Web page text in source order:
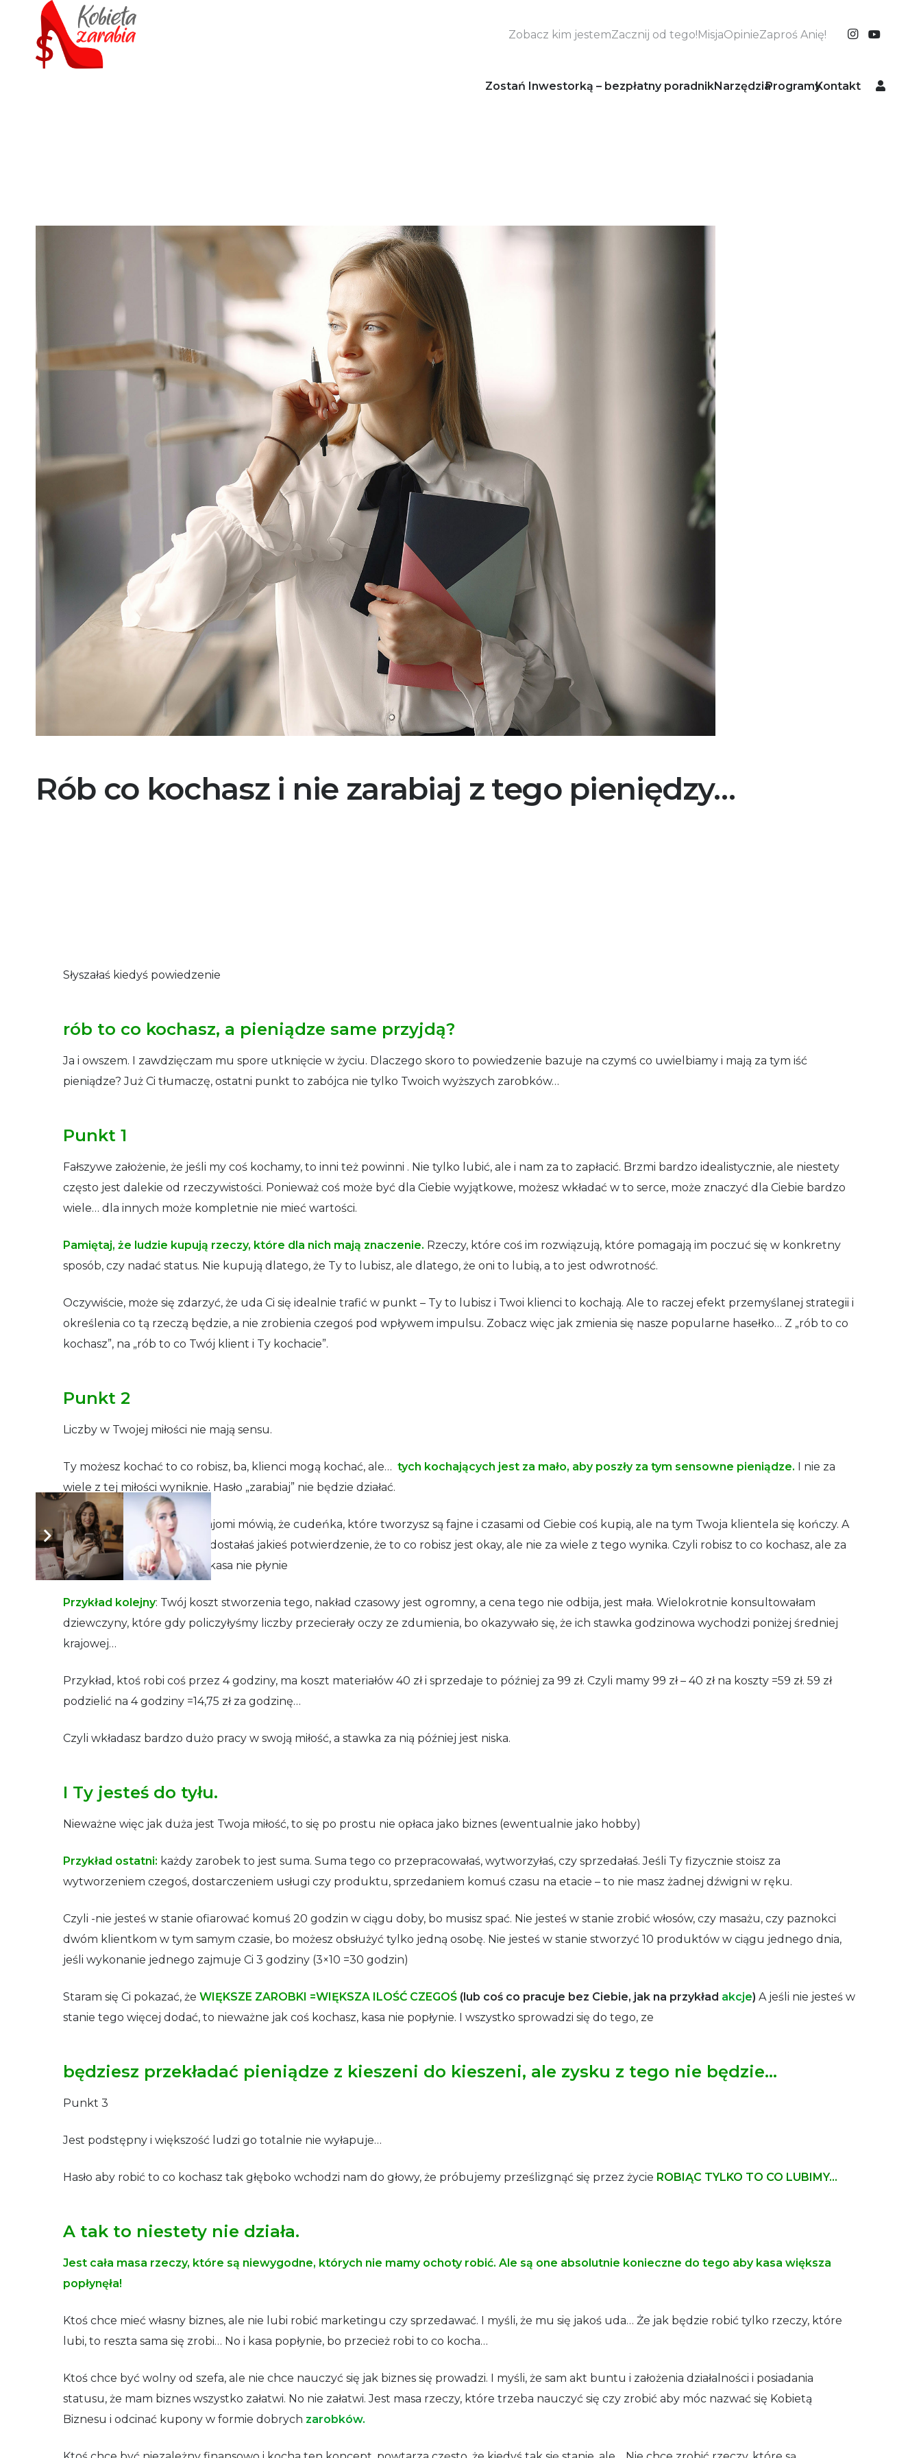
Zobacz kim jestemZacznij od tego!MisjaOpinieZaproś Anię!
Zostań Inwestorką – bezpłatny poradnikNarzędziaProgramyKontakt
Rób co kochasz i nie zarabiaj z tego pieniędzy…
Słyszałaś kiedyś powiedzenie
rób to co kochasz, a pieniądze same przyjdą?
Ja i owszem. I zawdzięczam mu spore utknięcie w życiu. Dlaczego skoro to powiedzenie bazuje na czymś co uwielbiamy i mają za tym iść
pieniądze? Już Ci tłumaczę, ostatni punkt to zabójca nie tylko Twoich wyższych zarobków…
Punkt 1
Fałszywe założenie, że jeśli my coś kochamy, to inni też powinni . Nie tylko lubić, ale i nam za to zapłacić. Brzmi bardzo idealistycznie, ale niestety
często jest dalekie od rzeczywistości. Ponieważ coś może być dla Ciebie wyjątkowe, możesz wkładać w to serce, może znaczyć dla Ciebie bardzo
wiele… dla innych może kompletnie nie mieć wartości.
Pamiętaj, że ludzie kupują rzeczy, które dla nich mają znaczenie. Rzeczy, które coś im rozwiązują, które pomagają im poczuć się w konkretny
sposób, czy nadać status. Nie kupują dlatego, że Ty to lubisz, ale dlatego, że oni to lubią, a to jest odwrotność.
Oczywiście, może się zdarzyć, że uda Ci się idealnie trafić w punkt – Ty to lubisz i Twoi klienci to kochają. Ale to raczej efekt przemyślanej strategii i
określenia co tą rzeczą będzie, a nie zrobienia czegoś pod wpływem impulsu. Zobacz więc jak zmienia się nasze popularne hasełko… Z „rób to co
kochasz”, na „rób to co Twój klient i Ty kochacie”.
Punkt 2
Liczby w Twojej miłości nie mają sensu.
Ty możesz kochać to co robisz, ba, klienci mogą kochać, ale… tych kochających jest za mało, aby poszły za tym sensowne pieniądze. I nie za
wiele z tej miłości wyniknie. Hasło „zarabiaj” nie będzie działać.
Przykład:wszyscy Twoi znajomi mówią, że cudeńka, które tworzysz są fajne i czasami od Ciebie coś kupią, ale na tym Twoja klientela się kończy. A
Ty się frustrujesz… bo niby dostałaś jakieś potwierdzenie, że to co robisz jest okay, ale nie za wiele z tego wynika. Czyli robisz to co kochasz, ale za
mało osób też to lubi, więc kasa nie płynie
Przykład kolejny: Twój koszt stworzenia tego, nakład czasowy jest ogromny, a cena tego nie odbija, jest mała. Wielokrotnie konsultowałam
dziewczyny, które gdy policzyłyśmy liczby przecierały oczy ze zdumienia, bo okazywało się, że ich stawka godzinowa wychodzi poniżej średniej
krajowej…
Przykład, ktoś robi coś przez 4 godziny, ma koszt materiałów 40 zł i sprzedaje to później za 99 zł. Czyli mamy 99 zł – 40 zł na koszty =59 zł. 59 zł
podzielić na 4 godziny =14,75 zł za godzinę…
Czyli wkładasz bardzo dużo pracy w swoją miłość, a stawka za nią później jest niska.
I Ty jesteś do tyłu.
Nieważne więc jak duża jest Twoja miłość, to się po prostu nie opłaca jako biznes (ewentualnie jako hobby)
Przykład ostatni: każdy zarobek to jest suma. Suma tego co przepracowałaś, wytworzyłaś, czy sprzedałaś. Jeśli Ty fizycznie stoisz za
wytworzeniem czegoś, dostarczeniem usługi czy produktu, sprzedaniem komuś czasu na etacie – to nie masz żadnej dźwigni w ręku.
Czyli -nie jesteś w stanie ofiarować komuś 20 godzin w ciągu doby, bo musisz spać. Nie jesteś w stanie zrobić włosów, czy masażu, czy paznokci
dwóm klientkom w tym samym czasie, bo możesz obsłużyć tylko jedną osobę. Nie jesteś w stanie stworzyć 10 produktów w ciągu jednego dnia,
jeśli wykonanie jednego zajmuje Ci 3 godziny (3×10 =30 godzin)
Staram się Ci pokazać, że WIĘKSZE ZAROBKI =WIĘKSZA ILOŚĆ CZEGOŚ (lub coś co pracuje bez Ciebie, jak na przykład akcje) A jeśli nie jesteś w
stanie tego więcej dodać, to nieważne jak coś kochasz, kasa nie popłynie. I wszystko sprowadzi się do tego, ze
będziesz przekładać pieniądze z kieszeni do kieszeni, ale zysku z tego nie będzie…
Punkt 3
Jest podstępny i większość ludzi go totalnie nie wyłapuje…
Hasło aby robić to co kochasz tak głęboko wchodzi nam do głowy, że próbujemy prześlizgnąć się przez życie ROBIĄC TYLKO TO CO LUBIMY…
A tak to niestety nie działa.
Jest cała masa rzeczy, które są niewygodne, których nie mamy ochoty robić. Ale są one absolutnie konieczne do tego aby kasa większa
popłynęła!
Ktoś chce mieć własny biznes, ale nie lubi robić marketingu czy sprzedawać. I myśli, że mu się jakoś uda… Że jak będzie robić tylko rzeczy, które
lubi, to reszta sama się zrobi… No i kasa popłynie, bo przecież robi to co kocha…
Ktoś chce być wolny od szefa, ale nie chce nauczyć się jak biznes się prowadzi. I myśli, że sam akt buntu i założenia działalności i posiadania
statusu, że mam biznes wszystko załatwi. No nie załatwi. Jest masa rzeczy, które trzeba nauczyć się czy zrobić aby móc nazwać się Kobietą
Biznesu i odcinać kupony w formie dobrych zarobków.